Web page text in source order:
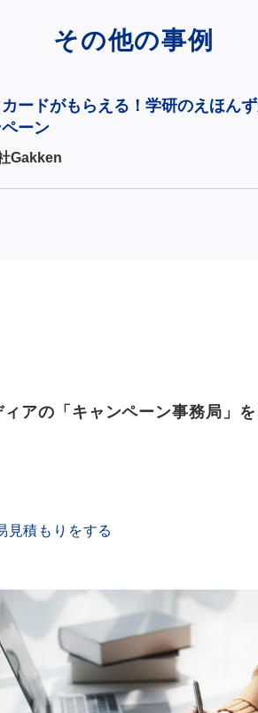
その他の事例
ードがもらえる！学研のえほん
ーン
Gakken
ィアの「キャンペーン事務局」
見積もりをする